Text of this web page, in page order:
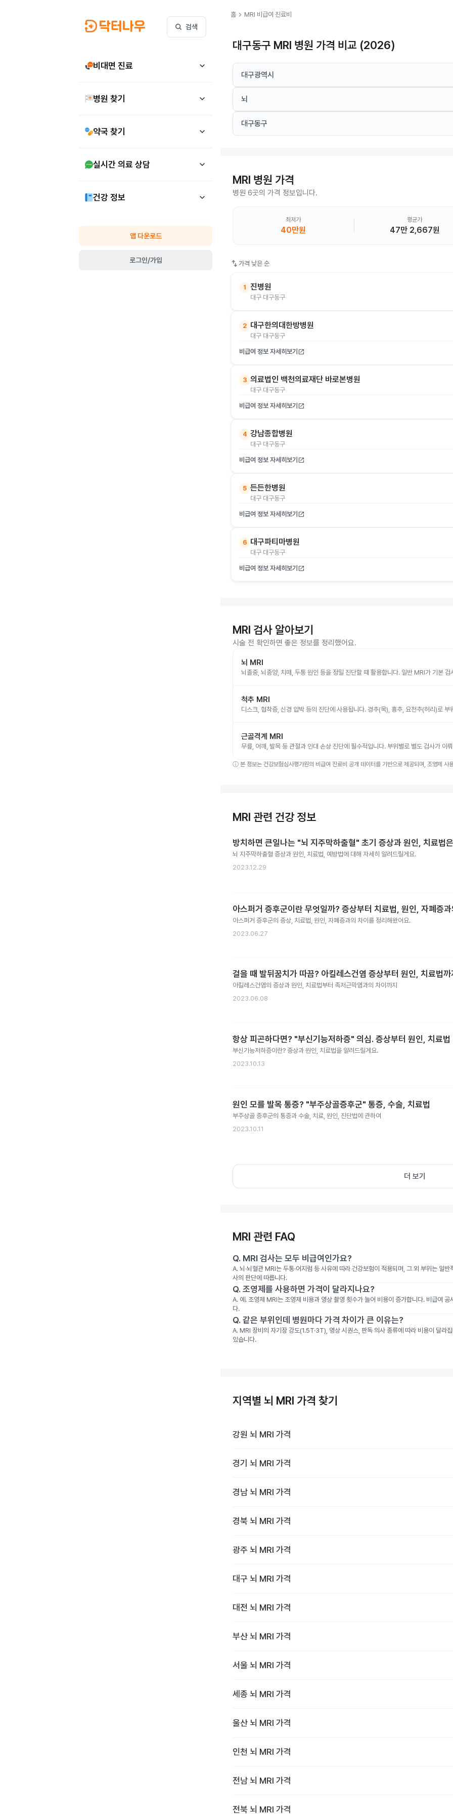
검색
비대면 진료
병원 찾기
약국 찾기
실시간 의료 상담
건강 정보
앱 다운로드
로그인/가입
홈 chevron_right MRI 비급여 진료비
대구동구 MRI 병원 가격 비교 (2026)
대구광역시
뇌
대구동구
MRI 병원 가격
병원 6곳의 가격 정보입니다.
최저가
40만원
평균가
47만 2,667원
swap_vert 가격 낮은 순
1 진병원
대구 대구동구
2 대구한의대한방병원
대구 대구동구
비급여 정보 자세히보기 open_in_new
3 의료법인 백천의료재단 바로본병원
대구 대구동구
비급여 정보 자세히보기 open_in_new
4 강남종합병원
대구 대구동구
비급여 정보 자세히보기 open_in_new
5 든든한병원
대구 대구동구
비급여 정보 자세히보기 open_in_new
6 대구파티마병원
대구 대구동구
비급여 정보 자세히보기 open_in_new
MRI 검사 알아보기
시술 전 확인하면 좋은 정보를 정리했어요.
뇌 MRI
뇌졸중, 뇌종양, 치매, 두통 원인 등을 정밀 진단할 때 활용합니다. 일반 MRI가 기본 검
척추 MRI
디스크, 협착증, 신경 압박 등의 진단에 사용됩니다. 경추(목), 흉추, 요천추(허리)로 부
근골격계 MRI
무릎, 어깨, 발목 등 관절과 인대 손상 진단에 필수적입니다. 부위별로 별도 검사가 이
ⓘ 본 정보는 건강보험심사평가원의 비급여 진료비 공개 데이터를 기반으로 제공되며, 조영제
MRI 관련 건강 정보
방치하면 큰일나는 "뇌 지주막하출혈" 초기 증상과 원인, 치료법
뇌 지주막하출혈 증상과 원인, 치료법, 예방법에 대해 자세히 알려드릴게요.
2023.12.29
아스퍼거 증후군이란 무엇일까? 증상부터 치료법, 원인, 자폐증과
아스퍼거 증후군의 증상, 치료법, 원인, 자폐증과의 차이를 정리해왔어요.
2023.06.27
걸을 때 발뒤꿈치가 따끔? 아킬레스건염 증상부터 원인, 치료법까
아킬레스건염의 증상과 원인, 치료법부터 족저근막염과의 차이까지
2023.06.08
항상 피곤하다면? "부신기능저하증" 의심. 증상부터 원인, 치료법
부신기능저하증이란? 증상과 원인, 치료법을 알려드릴게요.
2023.10.13
원인 모를 발목 통증? "부주상골증후군" 통증, 수술, 치료법
부주상골 증후군의 통증과 수술, 치료, 원인, 진단법에 관하여
2023.10.11
더 보기
MRI 관련 FAQ
Q. MRI 검사는 모두 비급여인가요?
A. 뇌·뇌혈관 MRI는 두통·어지럼 등 사유에 따라 건강보험이 적용되며, 그 외 부위는 일
사의 판단에 따릅니다.
Q. 조영제를 사용하면 가격이 달라지나요?
A. 예. 조영제 MRI는 조영제 비용과 영상 촬영 횟수가 늘어 비용이 증가합니다. 비급여
다.
Q. 같은 부위인데 병원마다 가격 차이가 큰 이유는?
A. MRI 장비의 자기장 강도(1.5T·3T), 영상 시퀀스, 판독 의사 종류에 따라 비용이 달라
있습니다.
지역별 뇌 MRI 가격 찾기
강원 뇌 MRI 가격
경기 뇌 MRI 가격
경남 뇌 MRI 가격
경북 뇌 MRI 가격
광주 뇌 MRI 가격
대구 뇌 MRI 가격
대전 뇌 MRI 가격
부산 뇌 MRI 가격
서울 뇌 MRI 가격
세종 뇌 MRI 가격
울산 뇌 MRI 가격
인천 뇌 MRI 가격
전남 뇌 MRI 가격
전북 뇌 MRI 가격